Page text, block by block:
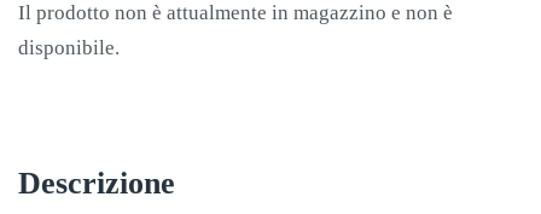
Il prodotto non è attualmente in magazzino e non è
disponibile.
Descrizione